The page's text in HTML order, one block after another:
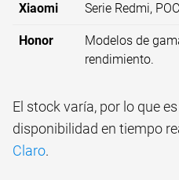
Xiaomi Serie Redmi,
Honor
Modelos de
rendimiento.
El stock varía, por lo que
disponibilidad en tiempo
Claro.